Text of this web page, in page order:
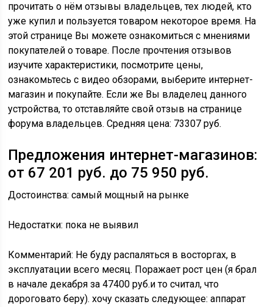
прочитать о нём отзывы владельцев, тех людей, кто
уже купил и пользуется товаром некоторое время. На
этой странице Вы можете ознакомиться с мнениями
покупателей о товаре. После прочтения отзывов
изучите характеристики, посмотрите цены,
ознакомьтесь с видео обзорами, выберите интернет-
магазин и покупайте. Если же Вы владелец данного
устройства, то отставляйте свой отзыв на странице
форума владельцев. Средняя цена: 73307 руб.
Предложения интернет-магазинов:
от 67 201 руб. до 75 950 руб.
Достоинства: самый мощный на рынке
Недостатки: пока не выявил
Комментарий: Не буду распаляться в восторгах, в
эксплуатации всего месяц. Поражает рост цен (я брал
в начале декабря за 47400 руб.и то считал, что
дороговато беру). хочу сказать следующее: аппарат